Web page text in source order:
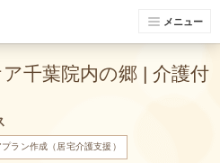
メニュー
千葉院内の郷 | 介護付
ラン作成（居宅介護支援）